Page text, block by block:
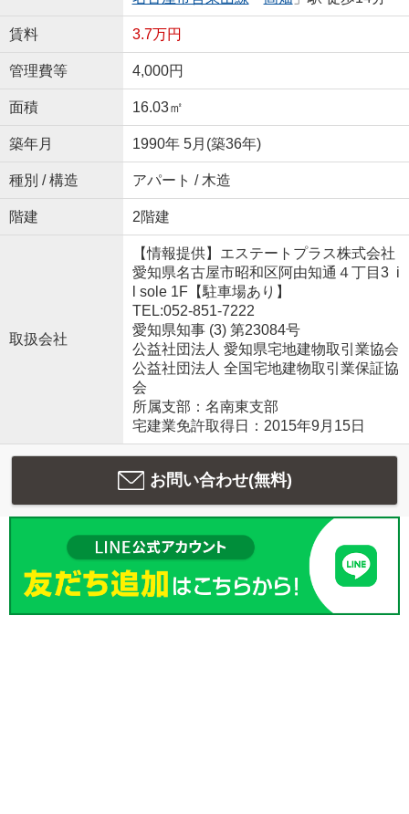
賃料 3.7万円
管理費等 4,000円
面積 16.03㎡
築年月 1990年 5月(築36年)
種別 / 構造 アパート / 木造
階建 2階建
取扱会社
【情報提供】エステートプラス株式会社
愛知県名古屋市昭和区阿由知通４丁目3 i
l sole 1F【駐車場あり】
TEL:052-851-7222
愛知県知事 (3) 第23084号
公益社団法人 愛知県宅地建物取引業協会
公益社団法人 全国宅地建物取引業保証協
会
所属支部：名南東支部
宅建業免許取得日：2015年9月15日
お問い合わせ(無料)